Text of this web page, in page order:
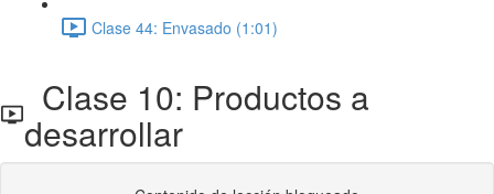
Clase 44: Envasado (1:01)
Clase 10: Productos a
desarrollar